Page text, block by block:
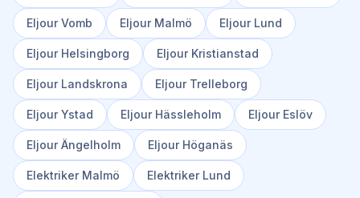
EljourVomb Eljour Malmö Eljour Lund
Eljour Helsingborg Eljour Kristianstad
Eljour Landskrona Eljour Trelleborg
EljourYstad Eljour Hässleholm Eljour Eslöv
EljourÄngelholm Eljour Höganäs
Elektriker Malmö Elektriker Lund